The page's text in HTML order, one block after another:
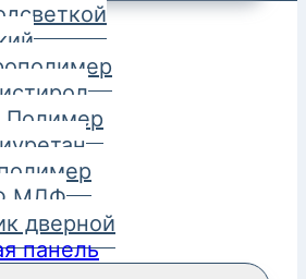
Полимер
МДФ
дверной
панель